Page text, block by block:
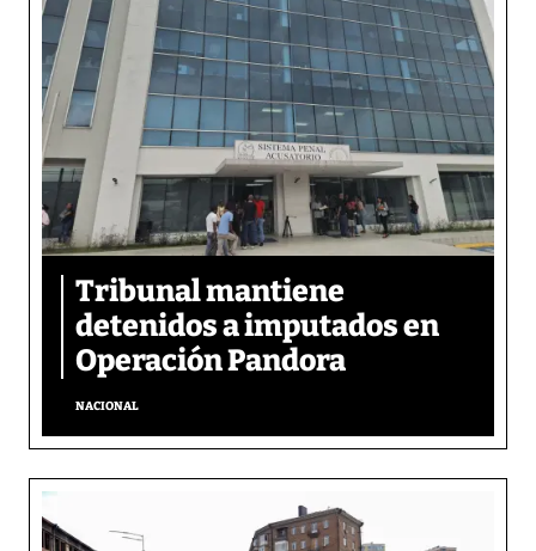
Tribunal mantiene
detenidos a imputados en
Operación Pandora
NACIONAL